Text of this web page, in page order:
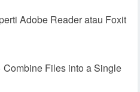
Adobe Reader atau Foxit
Files into a Single